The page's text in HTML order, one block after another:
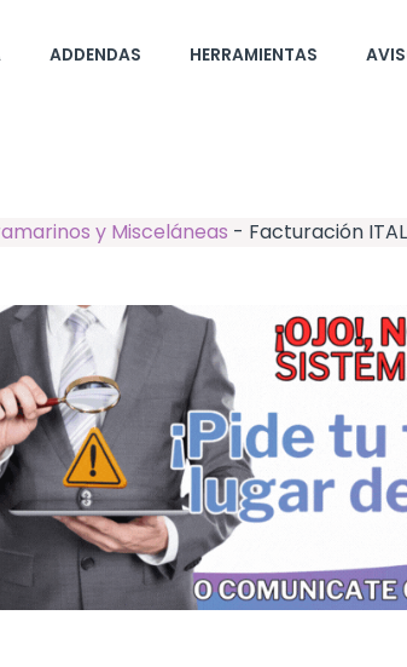
ADDENDAS HERRAMIENTAS
y Misceláneas - Facturación